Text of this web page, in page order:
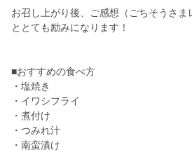
お召し上がり後、ご感想（ごちそうさま
ととても励みになります！
■おすすめの食べ方
・塩焼き
・イワシフライ
・煮付け
・つみれ汁
・南蛮漬け